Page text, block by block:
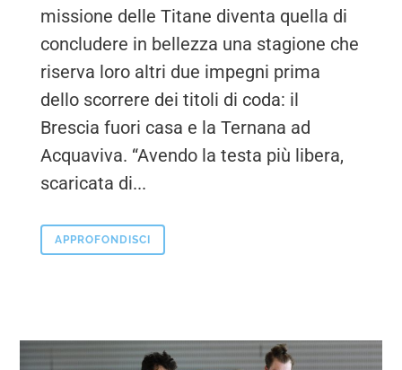
missione delle Titane diventa quella di
concludere in bellezza una stagione che
riserva loro altri due impegni prima
dello scorrere dei titoli di coda: il
Brescia fuori casa e la Ternana ad
Acquaviva. “Avendo la testa più libera,
scaricata di...
APPROFONDISCI